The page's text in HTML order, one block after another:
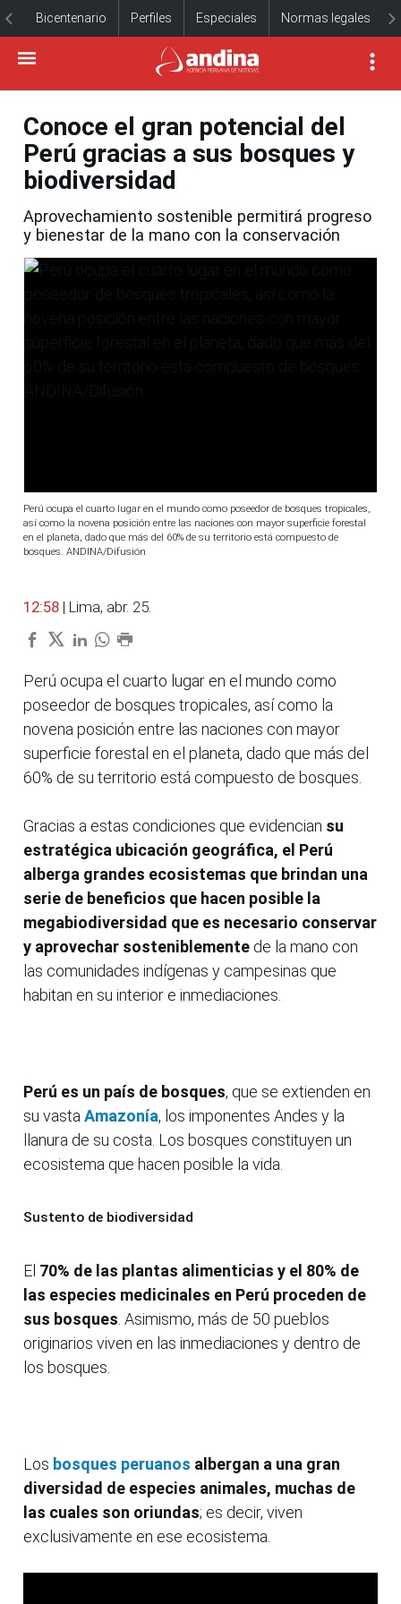
Bicentenario Perfiles Especiales Normas legales
Conoce el gran potencial del
Perú gracias a sus bosques y
biodiversidad
Aprovechamiento sostenible permitirá progreso
y bienestar de la mano con la conservación
Perú ocupa el cuarto lugar en el mundo como poseedor de bosques tropicales,
así como la novena posición entre las naciones con mayor superficie forestal
en el planeta, dado que más del 60% de su territorio está compuesto de
bosques. ANDINA/Difusión
12:58 | Lima, abr. 25.
Perú ocupa el cuarto lugar en el mundo como
poseedor de bosques tropicales, así como la
novena posición entre las naciones con mayor
superficie forestal en el planeta, dado que más del
60% de su territorio está compuesto de bosques.
Gracias a estas condiciones que evidencian su
estratégica ubicación geográfica, el Perú
alberga grandes ecosistemas que brindan una
serie de beneficios que hacen posible la
megabiodiversidad que es necesario conservar
y aprovechar sosteniblemente de la mano con
las comunidades indígenas y campesinas que
habitan en su interior e inmediaciones.
Perú es un país de bosques, que se extienden en
su vasta Amazonía, los imponentes Andes y la
llanura de su costa. Los bosques constituyen un
ecosistema que hacen posible la vida.
Sustento de biodiversidad
El 70% de las plantas alimenticias y el 80% de
las especies medicinales en Perú proceden de
sus bosques . Asimismo, más de 50 pueblos
originarios viven en las inmediaciones y dentro de
los bosques.
Los bosques peruanos albergan a una gran
diversidad de especies animales, muchas de
las cuales son oriundas; es decir, viven
exclusivamente en ese ecosistema.